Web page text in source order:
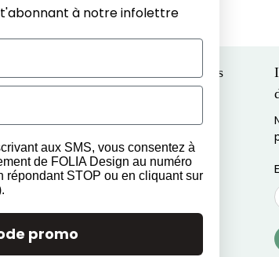
Services aux entreprises
à notre infolettre
aux SMS, vous consentez à
de FOLIA Design au numéro
répondant STOP ou en cliquant sur
promo